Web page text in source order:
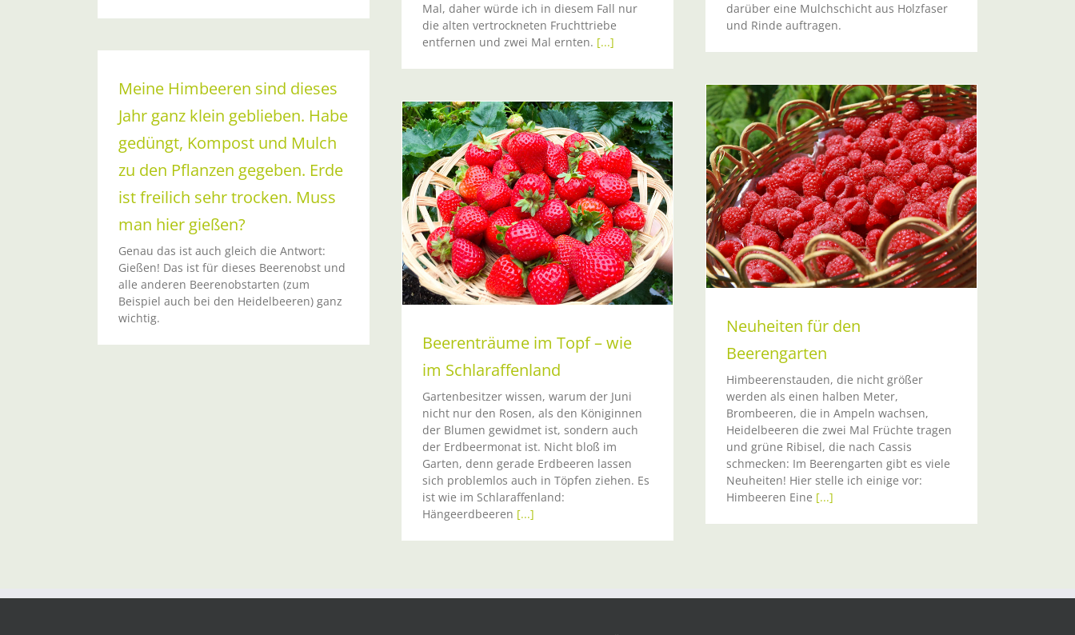
Mal, daher würde ich in diesem Fall nur
die alten vertrockneten Fruchttriebe
entfernen und zwei Mal ernten. [...]
darüber eine Mulchschicht aus Holzfaser
und Rinde auftragen.
Meine Himbeeren sind dieses
Jahr ganz klein geblieben. Habe
gedüngt, Kompost und Mulch
zu den Pflanzen gegeben. Erde
ist freilich sehr trocken. Muss
man hier gießen?
Genau das ist auch gleich die Antwort:
Gießen! Das ist für dieses Beerenobst und
alle anderen Beerenobstarten (zum
Beispiel auch bei den Heidelbeeren) ganz
wichtig.
Neuheiten für den Beerengarten
Aktuelle Infos
Neuheiten für den
Beerengarten
Himbeerenstauden, die nicht größer
werden als einen halben Meter,
Brombeeren, die in Ampeln wachsen,
Heidelbeeren die zwei Mal Früchte tragen
und grüne Ribisel, die nach Cassis
schmecken: Im Beerengarten gibt es viele
Neuheiten! Hier stelle ich einige vor:
Himbeeren Eine [...]
Beerenträume im Topf – wie im
Schlaraffenland
Beerenträume im Topf – wie
im Schlaraffenland
Gartenbesitzer wissen, warum der Juni
nicht nur den Rosen, als den Königinnen
der Blumen gewidmet ist, sondern auch
der Erdbeermonat ist. Nicht bloß im
Garten, denn gerade Erdbeeren lassen
sich problemlos auch in Töpfen ziehen. Es
ist wie im Schlaraffenland:
Hängeerdbeeren [...]